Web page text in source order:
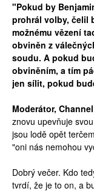
"Pokud by
prohrál volby, čelil
možnému vězení
obviněn z
soudu. A pokud
obviněním, a tím
jen sílit, pokud
Moderátor,
znovu upevňuje
jsou lodě opět
"oni nás nemohou
Dobrý večer. Kdo
tvrdí, že je to on, a